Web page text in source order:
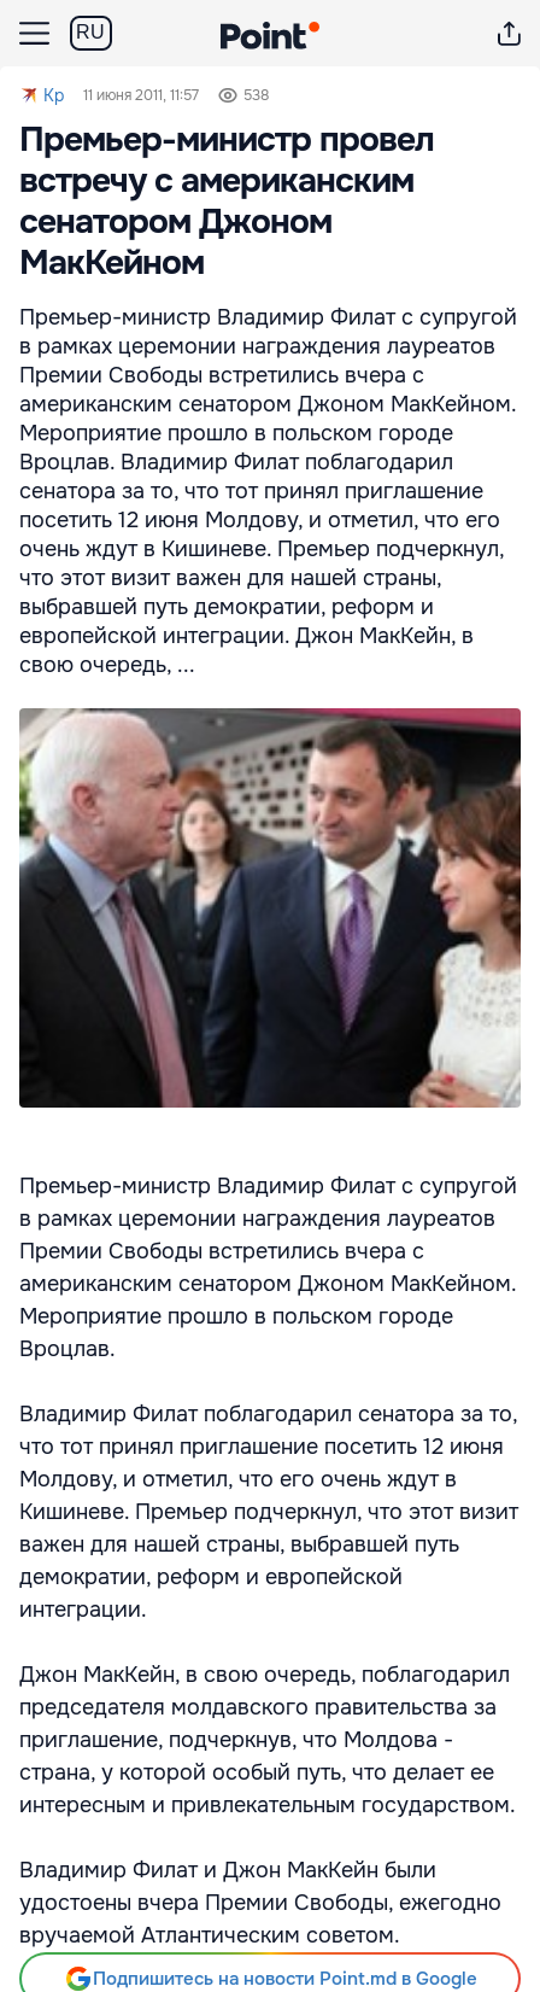
RU
Kp 11 июня 2011, 11:57 538
Премьер-министр провел
встречу с американским
сенатором Джоном
МакКейном
Премьер-министр Владимир Филат с супругой
в рамках церемонии награждения лауреатов
Премии Свободы встретились вчера с
американским сенатором Джоном МакКейном.
Мероприятие прошло в польском городе
Вроцлав. Владимир Филат поблагодарил
сенатора за то, что тот принял приглашение
посетить 12 июня Молдову, и отметил, что его
очень ждут в Кишиневе. Премьер подчеркнул,
что этот визит важен для нашей страны,
выбравшей путь демократии, реформ и
европейской интеграции. Джон МакКейн, в
свою очередь, ...
Премьер-министр Владимир Филат с супругой
в рамках церемонии награждения лауреатов
Премии Свободы встретились вчера с
американским сенатором Джоном МакКейном.
Мероприятие прошло в польском городе
Вроцлав.
Владимир Филат поблагодарил сенатора за то,
что тот принял приглашение посетить 12 июня
Молдову, и отметил, что его очень ждут в
Кишиневе. Премьер подчеркнул, что этот визит
важен для нашей страны, выбравшей путь
демократии, реформ и европейской
интеграции.
Джон МакКейн, в свою очередь, поблагодарил
председателя молдавского правительства за
приглашение, подчеркнув, что Молдова -
страна, у которой особый путь, что делает ее
интересным и привлекательным государством.
Владимир Филат и Джон МакКейн были
удостоены вчера Премии Свободы, ежегодно
вручаемой Атлантическим советом.
Подпишитесь на новости Point.md в Google